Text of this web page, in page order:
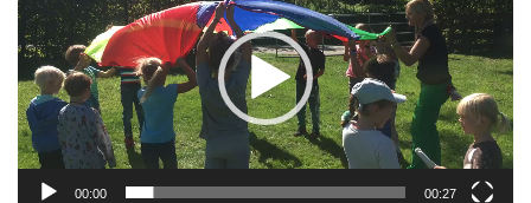
00:00 00:27